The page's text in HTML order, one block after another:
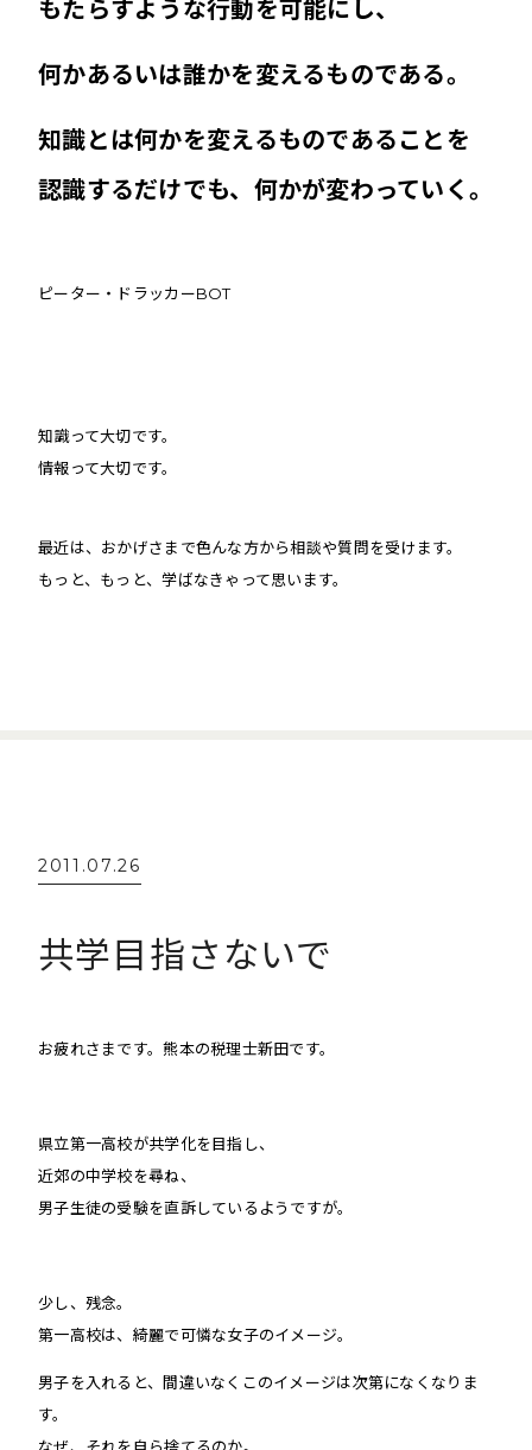
もたらすような行動を可能にし、
何かあるいは誰かを変えるものである。
知識とは何かを変えるものであることを
認識するだけでも、何かが変わっていく。
ピーター・ドラッカーBOT
知識って大切です。
情報って大切です。
最近は、おかげさまで色んな方から相談や質問を受けます。
もっと、もっと、学ばなきゃって思います。
2011.07.26
共学目指さないで
お疲れさまです。熊本の税理士新田です。
県立第一高校が共学化を目指し、
近郊の中学校を尋ね、
男子生徒の受験を直訴しているようですが。
少し、残念。
第一高校は、綺麗で可憐な女子のイメージ。
男子を入れると、間違いなくこのイメージは次第になくなりま
す。